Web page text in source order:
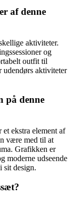
af denne
aktiviteter.
og
outfit til
udendørs aktiviteter
på denne
ekstra element af
være med til at
Grafikken er
moderne udseende
sit design.